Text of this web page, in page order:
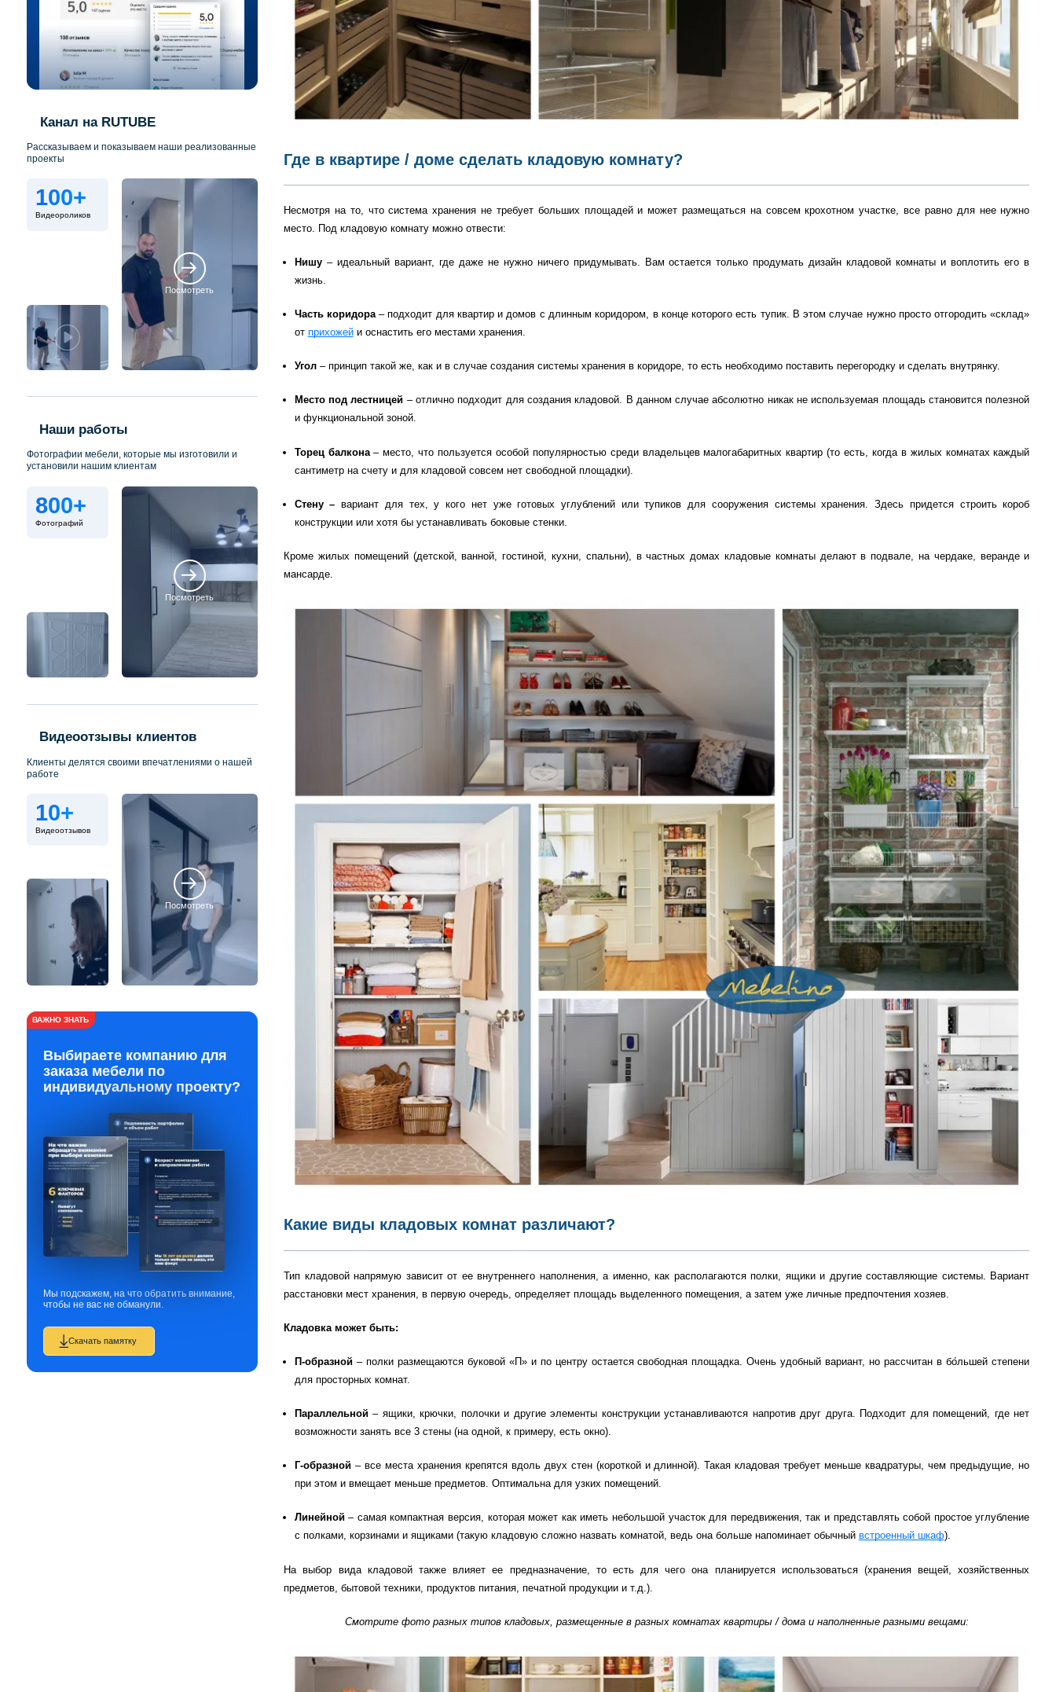
Где в квартире / доме сделать кладовую комнату?
Несмотря на то, что система хранения не требует больших площадей и может размещаться на совсем крохотном участке, все равно для нее нужно
место. Под кладовую комнату можно отвести:
Нишу – идеальный вариант, где даже не нужно ничего придумывать. Вам остается только продумать дизайн кладовой комнаты и воплотить его в
жизнь.
Часть коридора– подходит для квартир и домов с длинным коридором, в конце которого есть тупик. В этом случае нужно просто отгородить «склад»
от прихожейи оснастить его местами хранения.
Угол– принцип такой же, как и в случае создания системы хранения в коридоре, то есть необходимо поставить перегородку и сделать внутрянку.
Место под лестницей – отлично подходит для создания кладовой. В данном случае абсолютно никак не используемая площадь становится полезной
и функциональной зоной.
Торец балкона– место, что пользуется особой популярностью среди владельцев малогабаритных квартир (то есть, когда в жилых комнатах каждый
сантиметр на счету и для кладовой совсем нет свободной площадки).
Стену – вариант для тех, у кого нет уже готовых углублений или тупиков для сооружения системы хранения. Здесь придется строить короб
конструкции или хотя бы устанавливать боковые стенки.
Кроме жилых помещений (детской, ванной, гостиной, кухни, спальни), в частных домах кладовые комнаты делают в подвале, на чердаке, веранде и
мансарде.
Какие виды кладовых комнат различают?
Тип кладовой напрямую зависит от ее внутреннего наполнения, а именно, как располагаются полки, ящики и другие составляющие системы. Вариант
расстановки мест хранения, в первую очередь, определяет площадь выделенного помещения, а затем уже личные предпочтения хозяев.
Кладовка может быть:
П-образной– полки размещаются буковой «П» и по центру остается свободная площадка. Очень удобный вариант, но рассчитан в бо́льшей степени
для просторных комнат.
Параллельной– ящики, крючки, полочки и другие элементы конструкции устанавливаются напротив друг друга. Подходит для помещений, где нет
возможности занять все 3 стены (на одной, к примеру, есть окно).
Г-образной – все места хранения крепятся вдоль двух стен (короткой и длинной). Такая кладовая требует меньше квадратуры, чем предыдущие, но
при этом и вмещает меньше предметов. Оптимальна для узких помещений.
Линейной– самая компактная версия, которая может как иметь небольшой участок для передвижения, так и представлять собой простое углубление
с полками, корзинами и ящиками (такую кладовую сложно назвать комнатой, ведь она больше напоминает обычный встроенный шкаф).
На выбор вида кладовой также влияет ее предназначение, то есть для чего она планируется использоваться (хранения вещей, хозяйственных
предметов, бытовой техники, продуктов питания, печатной продукции и т.д.).
Смотрите фото разных типов кладовых, размещенные в разных комнатах квартиры / дома и наполненные разными вещами:
Канал на RUTUBE
Рассказываем и показываем наши реализованные
проекты
100+
Видеороликов
Посмотреть
Наши работы
Фотографии мебели, которые мы изготовили и
установили нашим клиентам
800+
Фотографий
Посмотреть
Видеоотзывы клиентов
Клиенты делятся своими впечатлениями о нашей
работе
10+
Видеоотзывов
Посмотреть
ВАЖНО ЗНАТЬ
Выбираете компанию для
заказа мебели по
индивидуальному проекту?
Мы подскажем, на что обратить внимание,
чтобы не вас не обманули.
Скачать памятку